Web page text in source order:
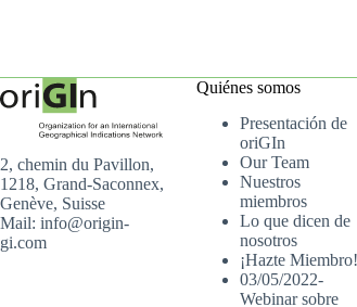
2, chemin du Pavillon,
1218, Grand-Saconnex,
Genève, Suisse
Mail: info@origin-
gi.com
Quiénes somos
Presentación de
oriGIn
Our Team
Nuestros
miembros
Lo que dicen de
nosotros
¡Hazte Miembro!
03/05/2022-
Webinar sobre